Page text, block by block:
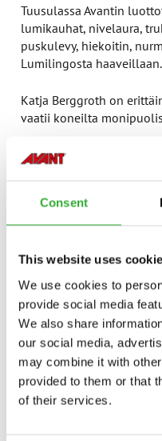
Consent
This website uses
We use cookies to
provide social media
We also share
our social media,
may combine it with
provided to them or that
of their services.
Tuusulassa Avantin
lumikauhat, nivelaura,
puskulevy, hiekoitin,
Lumilingosta haaveillaan.
Katja Berggroth on
vaatii koneilta
”Meidän arjessa painaa
helppous. Jos joudut
Katja toteaa, että kalusto
”Jos sinä olisit täällä
Avantin!”
”Henkilöstön mielipide
ja positiivinen.
vastaava ylipuutarhuri
Heini Tarsa.